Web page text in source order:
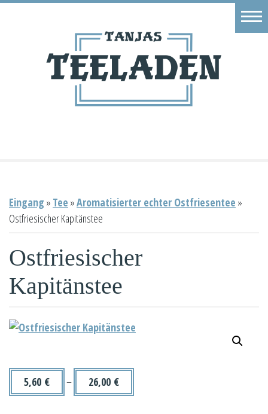
Eingang » Tee »Aromatisierter echter Ostfriesentee »
Ostfriesischer Kapitänstee
Ostfriesischer
Kapitänstee
5,60 € – 26,00 €
Geschäft